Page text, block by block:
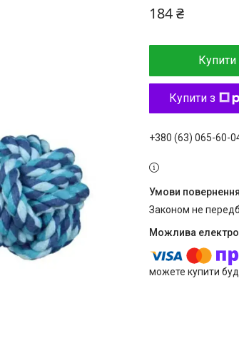
184 ₴
Купити
Купити з
+380 (63) 065-60-
Законом не
можете купити